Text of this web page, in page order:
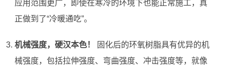
应用范围更广，即使在寒冷的环境下也能正常施工，真
正做到了“冷暖通吃”。
机械强度，硬汉本色！
固化后的环氧树脂具有优异的机
械强度，包括拉伸强度、弯曲强度、冲击强度等，就像